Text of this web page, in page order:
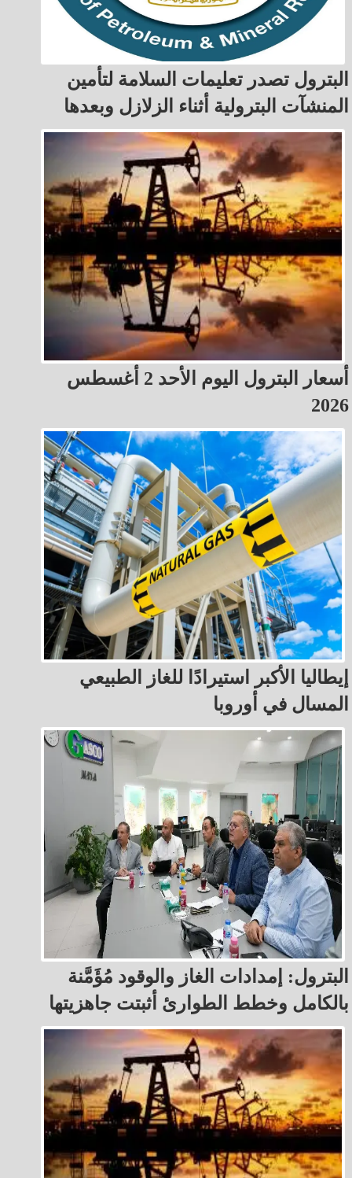
البترول تصدر تعليمات السلامة لتأمين
المنشآت البترولية أثناء الزلازل وبعدها
أسعار البترول اليوم الأحد 2 أغسطس
2026
إيطاليا الأكبر استيرادًا للغاز الطبيعي
المسال في أوروبا
البترول: إمدادات الغاز والوقود مُؤَمَّنة
بالكامل وخطط الطوارئ أثبتت جاهزيتها